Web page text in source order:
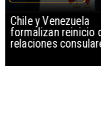
Chile y Venezuela
formalizan reinicio
relaciones